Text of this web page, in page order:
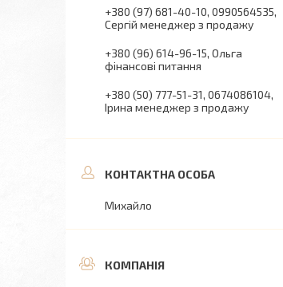
+380 (97) 681-40-10 0990564535
Сергій менеджер з продажу
+380 (96) 614-96-15 Ольга
фінансові питання
+380 (50) 777-51-31 0674086104
Ірина менеджер з продажу
Михайло